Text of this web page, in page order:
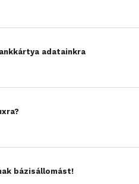
adatainkra
bázisállomást!